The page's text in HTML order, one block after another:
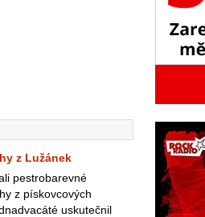
z Lužánek
pestrobarevné
z pískovcových
uskutečnil